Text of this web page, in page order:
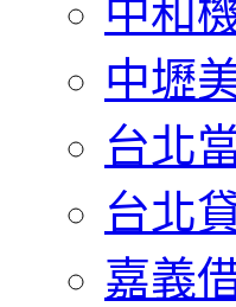
中和
中壢
台北
台北
嘉義